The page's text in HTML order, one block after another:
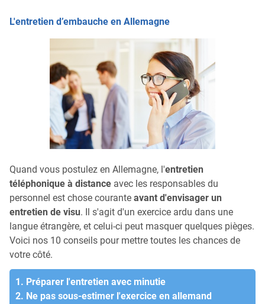
L'entretien d’embauche en Allemagne
Quand vous postulez en Allemagne, l'entretien
téléphonique à distance avec les responsables du
personnel est chose courante avant d'envisager un
entretien de visu. Il s'agit d'un exercice ardu dans une
langue étrangère, et celui-ci peut masquer quelques pièges.
Voici nos 10 conseils pour mettre toutes les chances de
votre côté.
1. Préparer l'entretien avec minutie
2. Ne pas sous-estimer l'exercice en allemand